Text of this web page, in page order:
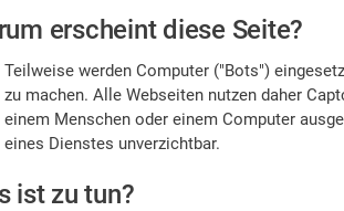
erscheint diese Seite?
Teilweise werden Computer ("Bots")
zu machen. Alle Webseiten nutzen daher
einem Menschen oder einem Computer
eines Dienstes unverzichtbar.
ist zu tun?